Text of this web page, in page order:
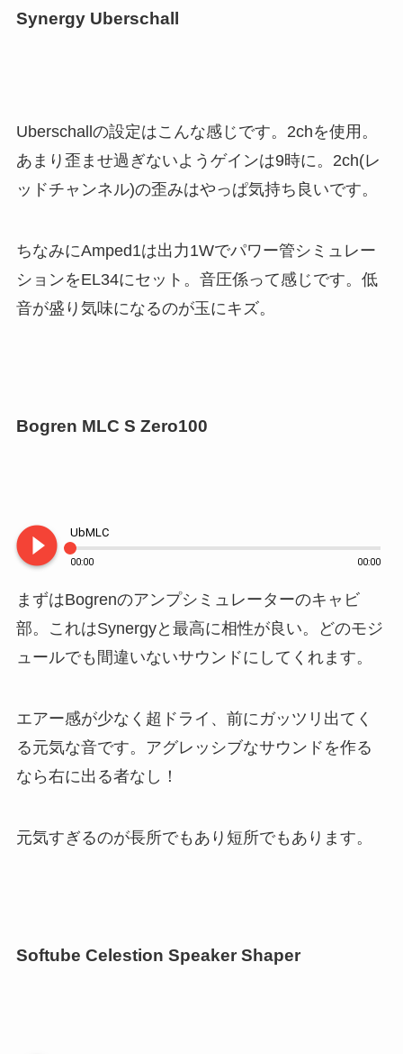
Synergy Uberschall
Uberschallの設定はこんな感じです。2chを使用。
あまり歪ませ過ぎないようゲインは9時に。2ch(レ
ッドチャンネル)の歪みはやっぱ気持ち良いです。
ちなみにAmped1は出力1Wでパワー管シミュレー
ションをEL34にセット。音圧係って感じです。低
音が盛り気味になるのが玉にキズ。
Bogren MLC S Zero100
play_circle_filled UbMLC
00:00 00:00
まずはBogrenのアンプシミュレーターのキャビ
部。これはSynergyと最高に相性が良い。どのモジ
ュールでも間違いないサウンドにしてくれます。
エアー感が少なく超ドライ、前にガッツリ出てく
る元気な音です。アグレッシブなサウンドを作る
なら右に出る者なし！
元気すぎるのが長所でもあり短所でもあります。
Softube Celestion Speaker Shaper